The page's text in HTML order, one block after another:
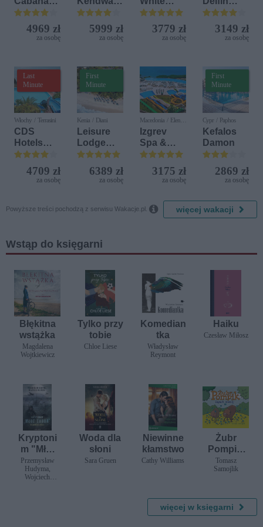
Beach &
Nature
4969 zł
za osobę
Beach
Resort
5999 zł
za osobę
Sensation
3779 zł
za osobę
Bijela (ex.
Iberostar
Bijela
3149 zł
za osobę
Last
Minute
Włochy / Terrasini
CDS
Hotels
Terrasini
(ex. Citta
del Mare)
4709 zł
za osobę
First
Minute
Kenia / Diani
Leisure
Lodge
Beach &
Golf
Resort by
Diamonds
6389 zł
za osobę
Macedonia / Elen
Kamen
Izgrev
Spa &
Aquapark
3175 zł
za osobę
First
Minute
Cypr / Paphos
Kefalos
Damon
2869 zł
za osobę
Powyższe treści pochodzą z serwisu Wakacje.pl.  więcej wakacji
Wstąp do księgarni
Błękitna
wstążka
Magdalena
Wojtkiewicz
Tylko przy
tobie
Chloe Liese
Komedian
tka
Władysław
Reymont
Haiku
Czesław Miłosz
Kryptoni
m "Młot
Thora".
Tajemnica
Riese
Przemysław
Hudyma,
Wojciech
Woda dla
słoni
Sara Gruen
Niewinne
kłamstwo
Cathy Williams
Żubr
Pompik.
Zapach
wiosny
Tomasz
Samojlik
więcej w księgarni